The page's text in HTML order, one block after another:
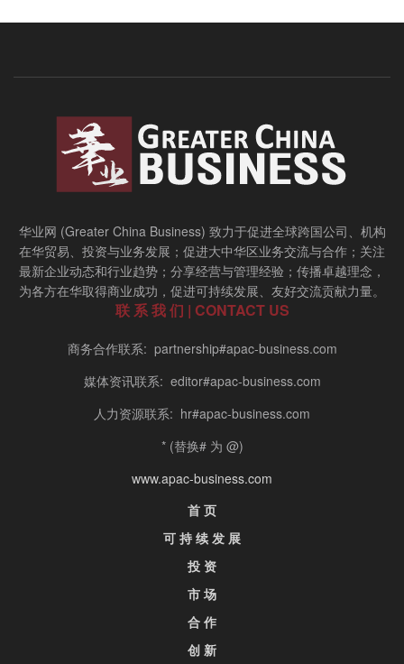
华业网 (Greater China Business) 致力于促进全球跨国公司、机构
在华贸易、投资与业务发展；促进大中华区业务交流与合作；关注
最新企业动态和行业趋势；分享经营与管理经验；传播卓越理念，
为各方在华取得商业成功，促进可持续发展、友好交流贡献力量。
联 系 我 们 | CONTACT US
商务合作联系: partnership#apac-business.com
媒体资讯联系: editor#apac-business.com
人力资源联系: hr#apac-business.com
* (替换# 为 @)
www.apac-business.com
首 页
可 持 续 发 展
投 资
市 场
合 作
创 新